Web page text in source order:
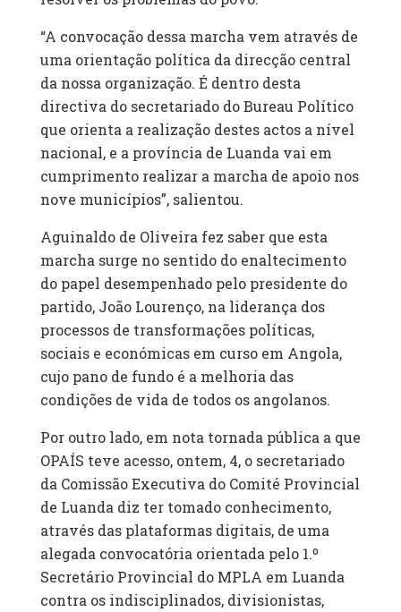
“A convocação dessa marcha vem através de
uma orientação política da direcção central
da nossa organização. É dentro desta
directiva do secretariado do Bureau Político
que orienta a realização destes actos a nível
nacional, e a província de Luanda vai em
cumprimento realizar a marcha de apoio nos
nove municípios”, salientou.
Aguinaldo de Oliveira fez saber que esta
marcha surge no sentido do enaltecimento
do papel desempenhado pelo presidente do
partido, João Lourenço, na liderança dos
processos de transformações políticas,
sociais e económicas em curso em Angola,
cujo pano de fundo é a melhoria das
condições de vida de todos os angolanos.
Por outro lado, em nota tornada pública a que
OPAÍS teve acesso, ontem, 4, o secretariado
da Comissão Executiva do Comité Provincial
de Luanda diz ter tomado conhecimento,
através das plataformas digitais, de uma
alegada convocatória orientada pelo 1.º
Secretário Provincial do MPLA em Luanda
contra os indisciplinados, divisionistas,